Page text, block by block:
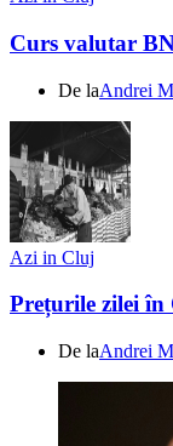
Curs valutar
De laAndrei
Azi in Cluj
Prețurile zilei în
De laAndrei